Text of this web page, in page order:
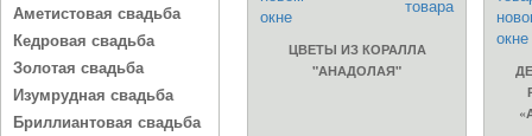
Аметистовая свадьба
Кедровая свадьба
Золотая свадьба
Изумрудная свадьба
Бриллиантовая свадьба
ЦВЕТЫ ИЗ КОРАЛЛА
"АНАДОЛАЯ"